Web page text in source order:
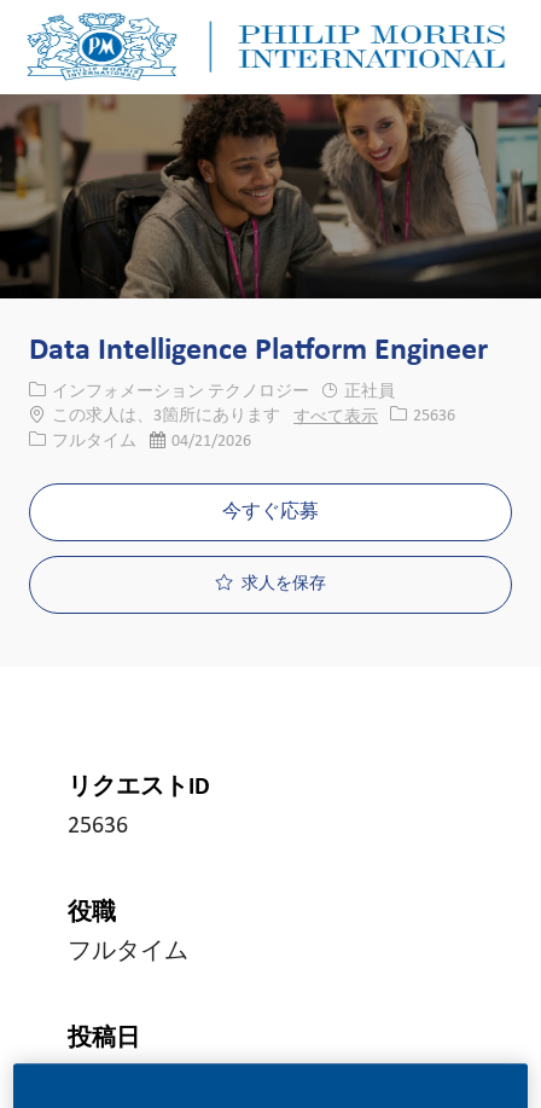
Data Intelligence Platform Engineer
カテゴリー
インフォメーション テクノロジー
正社員
この求人は、3箇所にあります
すべて表示 求人ID
25636
役職フルタイム 投稿日04/21/2026
今すぐ応募
求人を保存
リクエストID
25636
役職
フルタイム
投稿日